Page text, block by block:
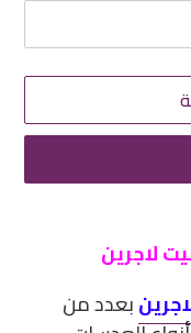
لاجرين
بعدد من